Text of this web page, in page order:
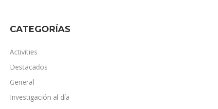
CATEGORÍAS
Activities
Destacados
General
Investigación al día